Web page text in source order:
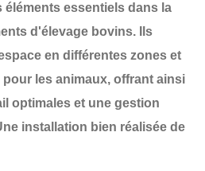
éléments essentiels dans la
d'élevage bovins. Ils
en différentes zones et
les animaux, offrant ainsi
optimales et une gestion
installation bien réalisée de